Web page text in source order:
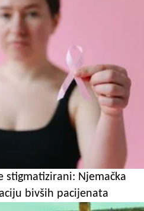
stigmatizirani: Njemačka
bivših pacijenata